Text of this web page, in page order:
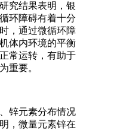
究结果表明，银
环障碍有着十分
，通过微循环障
体内环境的平衡
常运转，有助于
重要。
锌元素分布情况
，微量元素锌在